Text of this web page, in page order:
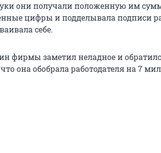
они получали положенную им
цифры и подделывала подписи
себе.
фирмы заметил неладное и
она обобрала работодателя на 7